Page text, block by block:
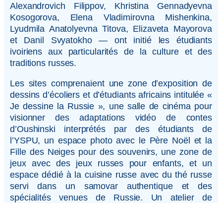
Alexandrovich Filippov, Khristina Gennadyevna
Kosogorova, Elena Vladimirovna Mishenkina,
Lyudmila Anatolyevna Titova, Elizaveta Mayorova
et Danil Svyatokho — ont initié les étudiants
ivoiriens aux particularités de la culture et des
traditions russes.
Les sites comprenaient une zone d’exposition de
dessins d’écoliers et d’étudiants africains intitulée «
Je dessine la Russie », une salle de cinéma pour
visionner des adaptations vidéo de contes
d’Oushinski interprétés par des étudiants de
l’YSPU, un espace photo avec le Père Noël et la
Fille des Neiges pour des souvenirs, une zone de
jeux avec des jeux russes pour enfants, et un
espace dédié à la cuisine russe avec du thé russe
servi dans un samovar authentique et des
spécialités venues de Russie. Un atelier de